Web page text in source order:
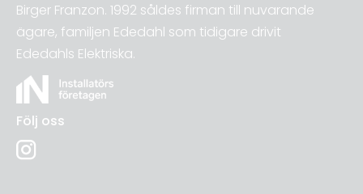
Birger Franzon. 1992 såldes firman till nuvarande
ägare, familjen Ededahl som tidigare drivit
Ededahls Elektriska.
Följ oss